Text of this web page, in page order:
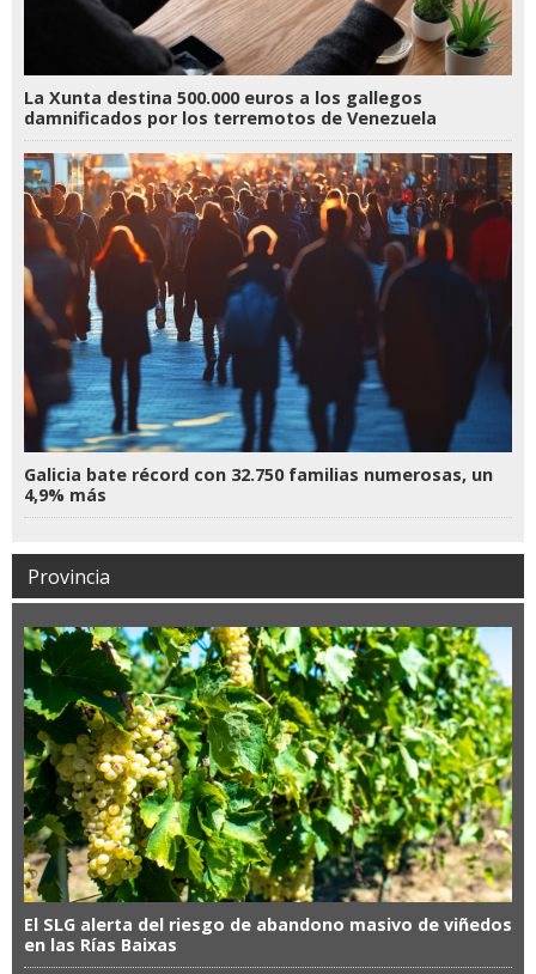
La Xunta destina 500.000 euros a los gallegos
damnificados por los terremotos de Venezuela
Galicia bate récord con 32.750 familias numerosas, un
4,9% más
Provincia
El SLG alerta del riesgo de abandono masivo de viñedos
en las Rías Baixas